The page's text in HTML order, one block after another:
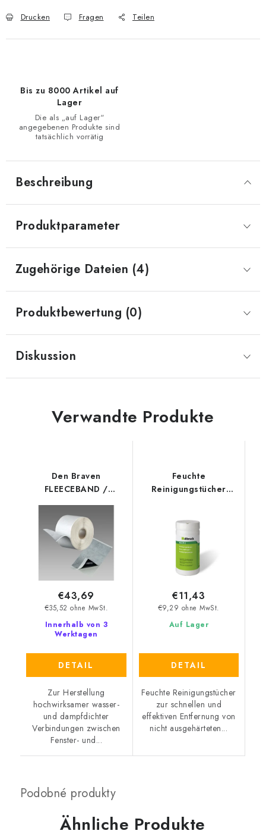
Drucken Fragen Teilen
Bis zu 8000 Artikel auf
Lager
Die als „auf Lager“
angegebenen Produkte sind
tatsächlich vorrätig
Beschreibung
Produktparameter
Zugehörige Dateien (4)
Produktbewertung (0)
Diskussion
Verwandte Produkte
Den Braven
FLEECEBAND /
Butylband mit Vlies,
Stärke 1,5 mm
Innerhalb von 3
Werktagen
€35,52 ohne MwSt.
€43,69
DETAIL
Zur Herstellung
hochwirksamer wasser-
und dampfdichter
Verbindungen zwischen
Fenster- und...
Feuchte
Reinigungstücher
Auf Lager
€9,29 ohne MwSt.
€11,43
DETAIL
Feuchte Reinigungstücher
zur schnellen und
effektiven Entfernung von
nicht ausgehärteten...
Ähnliche Produkte